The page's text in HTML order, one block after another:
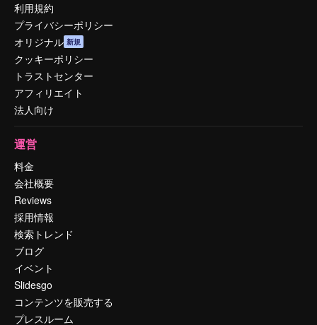
利用規約
プライバシーポリシー
オリジナル 新規
クッキーポリシー
トラストセンター
アフィリエイト
法人向け
運営
料金
会社概要
Reviews
採用情報
検索トレンド
ブログ
イベント
Slidesgo
コンテンツを販売する
プレスルーム